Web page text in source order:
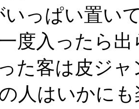
いっぱい置い
度入ったら
た客は皮ジ
人はいかに